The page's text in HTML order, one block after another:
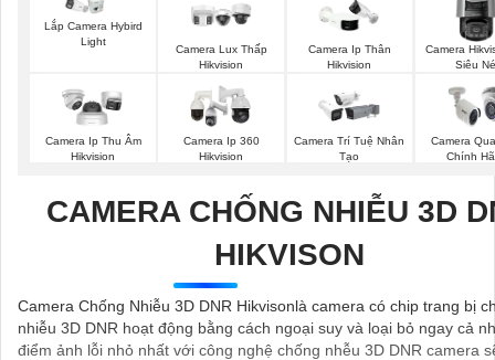
Lắp Camera Hybird
Light
Camera Lux Thấp
Hikvision
Camera Ip Thân
Hikvision
Camera
Siêu
Camera Ip Thu Âm
Hikvision
Camera Ip 360
Hikvision
Camera Trí Tuệ Nhân
Tạo
Camera
Chính
CAMERA CHỐNG NHIỄU 3D
HIKVISON
Camera Chống Nhiễu 3D DNR Hikvisonlà camera có chip trang bị
nhiễu 3D DNR hoạt động bằng cách ngoại suy và loại bỏ ngay cả
điểm ảnh lỗi nhỏ nhất với công nghệ chống nhễu 3D DNR camera